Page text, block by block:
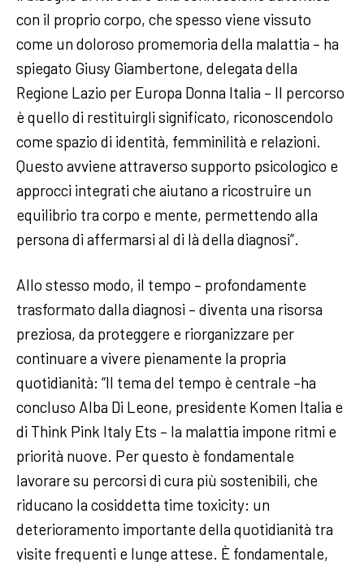
con il proprio corpo, che spesso viene vissuto
come un doloroso promemoria della malattia – ha
spiegato Giusy Giambertone, delegata della
Regione Lazio per Europa Donna Italia – Il percorso
è quello di restituirgli significato, riconoscendolo
come spazio di identità, femminilità e relazioni.
Questo avviene attraverso supporto psicologico e
approcci integrati che aiutano a ricostruire un
equilibrio tra corpo e mente, permettendo alla
persona di affermarsi al di là della diagnosi”.
Allo stesso modo, il tempo – profondamente
trasformato dalla diagnosi – diventa una risorsa
preziosa, da proteggere e riorganizzare per
continuare a vivere pienamente la propria
quotidianità: “Il tema del tempo è centrale –ha
concluso Alba Di Leone, presidente Komen Italia e
di Think Pink Italy Ets – la malattia impone ritmi e
priorità nuove. Per questo è fondamentale
lavorare su percorsi di cura più sostenibili, che
riducano la cosiddetta time toxicity: un
deterioramento importante della quotidianità tra
visite frequenti e lunge attese. È fondamentale,